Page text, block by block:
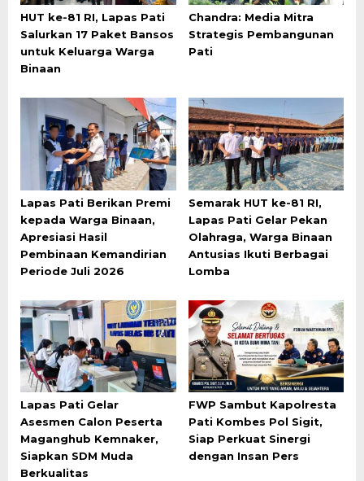
HUT ke-81 RI, Lapas Pati
Salurkan 17 Paket Bansos
untuk Keluarga Warga
Binaan
Chandra: Media Mitra
Strategis Pembangunan
Pati
Lapas Pati Berikan Premi
kepada Warga Binaan,
Apresiasi Hasil
Pembinaan Kemandirian
Periode Juli 2026
Semarak HUT ke-81 RI,
Lapas Pati Gelar Pekan
Olahraga, Warga Binaan
Antusias Ikuti Berbagai
Lomba
Lapas Pati Gelar
Asesmen Calon Peserta
Maganghub Kemnaker,
Siapkan SDM Muda
Berkualitas
FWP Sambut Kapolresta
Pati Kombes Pol Sigit,
Siap Perkuat Sinergi
dengan Insan Pers